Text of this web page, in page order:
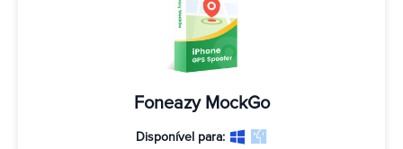
Foneazy MockGo
Disponível para: